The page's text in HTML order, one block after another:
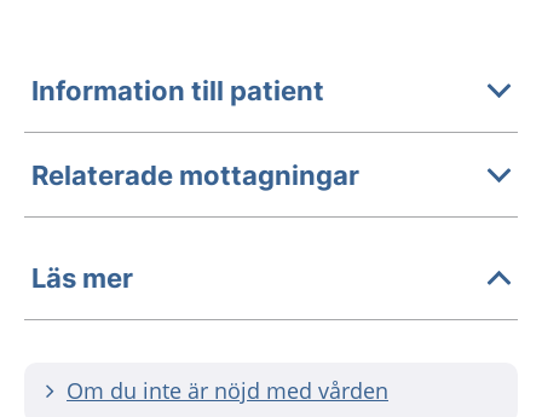
Information till patient
Relaterade mottagningar
Läs mer
Om du inte är nöjd med vården